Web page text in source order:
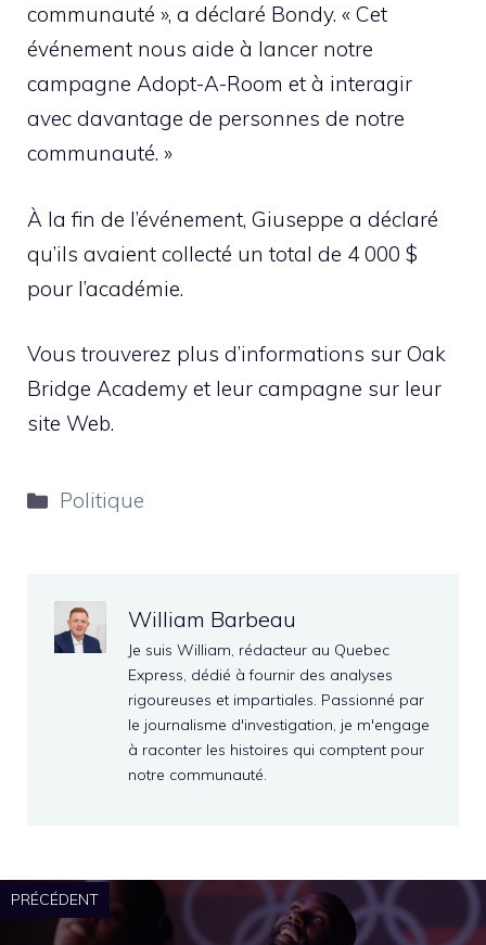
communauté », a déclaré Bondy. « Cet
événement nous aide à lancer notre
campagne Adopt-A-Room et à interagir
avec davantage de personnes de notre
communauté. »
À la fin de l’événement, Giuseppe a déclaré
qu’ils avaient collecté un total de 4 000 $
pour l’académie.
Vous trouverez plus d’informations sur Oak
Bridge Academy et leur campagne sur leur
site Web.
Catégories
Politique
William Barbeau
Je suis William, rédacteur au Quebec
Express, dédié à fournir des analyses
rigoureuses et impartiales. Passionné par
le journalisme d'investigation, je m'engage
à raconter les histoires qui comptent pour
notre communauté.
PRÉCÉDENT